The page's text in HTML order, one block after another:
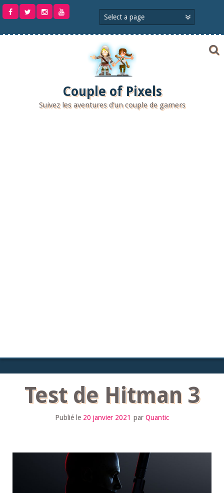
Aller
Couple of Pixels
Suivez les aventures d'un couple de gamers
Test de Hitman 3
Publié le 20 janvier 2021 par Quantic